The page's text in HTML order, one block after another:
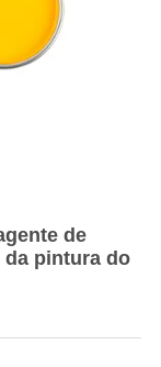
de
pintura do